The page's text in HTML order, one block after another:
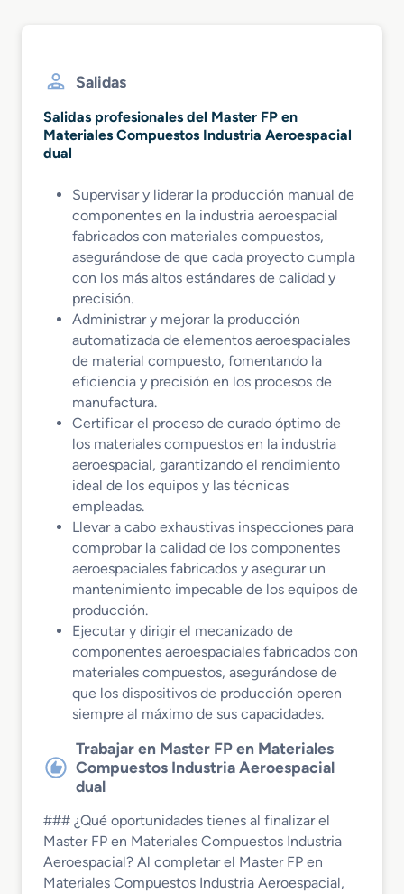
Salidas
Salidas profesionales del Master FP en
Materiales Compuestos Industria Aeroespacial
dual
Supervisar y liderar la producción manual de
componentes en la industria aeroespacial
fabricados con materiales compuestos,
asegurándose de que cada proyecto cumpla
con los más altos estándares de calidad y
precisión.
Administrar y mejorar la producción
automatizada de elementos aeroespaciales
de material compuesto, fomentando la
eficiencia y precisión en los procesos de
manufactura.
Certificar el proceso de curado óptimo de
los materiales compuestos en la industria
aeroespacial, garantizando el rendimiento
ideal de los equipos y las técnicas
empleadas.
Llevar a cabo exhaustivas inspecciones para
comprobar la calidad de los componentes
aeroespaciales fabricados y asegurar un
mantenimiento impecable de los equipos de
producción.
Ejecutar y dirigir el mecanizado de
componentes aeroespaciales fabricados con
materiales compuestos, asegurándose de
que los dispositivos de producción operen
siempre al máximo de sus capacidades.
Trabajar en Master FP en Materiales
Compuestos Industria Aeroespacial
dual
### ¿Qué oportunidades tienes al finalizar el
Master FP en Materiales Compuestos Industria
Aeroespacial? Al completar el Master FP en
Materiales Compuestos Industria Aeroespacial,